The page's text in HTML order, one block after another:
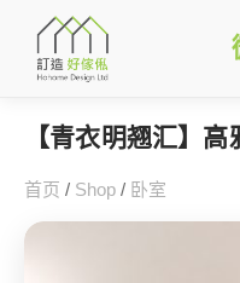
【青衣明翘汇】
首页 / Shop / 卧室